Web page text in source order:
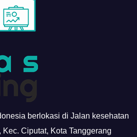
berlokasi di Jalan kesehatan
Kec. Ciputat, Kota Tanggerang